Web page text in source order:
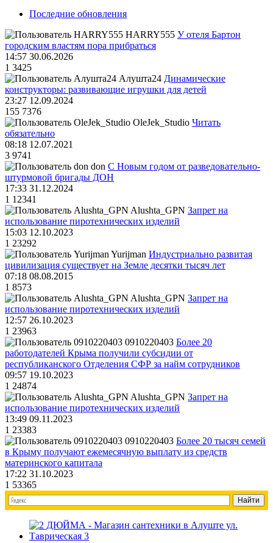
Последние обновления
HARRY555 У отеля Бартон
городским властям пора прибраться
14:57 30.06.2026
1 3425
Алушта24 Динамические
конструкторы: развивающие игрушки для детей
23:27 12.09.2024
155 7376
OleJek_Studio Читать
обязательно
08:18 12.07.2021
3 9741
don С Новым годом от разведовательно-
штурмовой бригады ДОН
17:33 31.12.2024
1 12341
Alushta_GPN Запрет на
использование пиротехнических изделий
15:03 12.10.2023
1 23292
Yurijman Индустриально развитая
цивилизация существует на Земле десятки тысяч лет
07:18 08.08.2015
1 8573
Alushta_GPN Запрет на
использование пиротехнических изделий
12:57 26.10.2023
1 23963
0910220403 Более 20
работодателей Крыма получили субсидии от
республиканского Отделения СФР за найм сотрудников
09:57 19.10.2023
1 24874
Alushta_GPN Запрет на
использование пиротехнических изделий
13:49 09.11.2023
1 23383
0910220403 Более 20 тысяч семей
в Крыму получают ежемесячную выплату из средств
материнского капитала
17:22 31.10.2023
1 53365